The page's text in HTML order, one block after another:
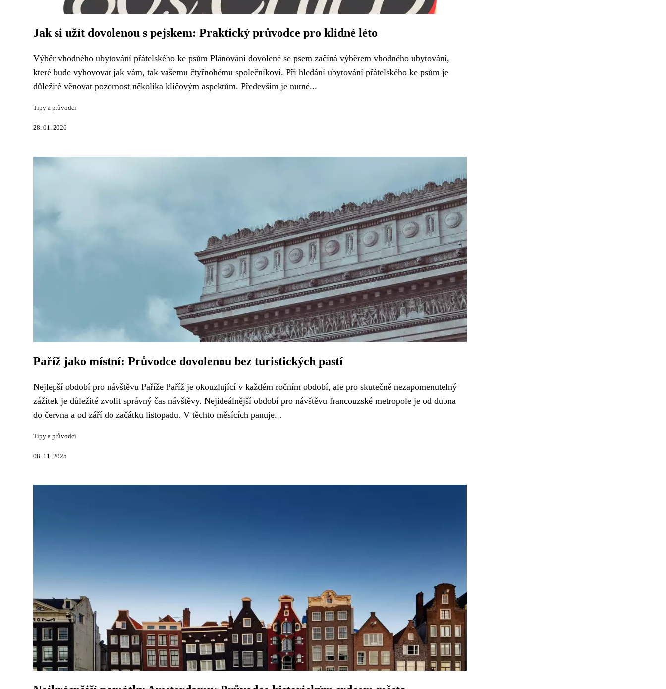
Jak si užít dovolenou s pejskem: Praktický průvodce pro klidné léto
Výběr vhodného ubytování přátelského ke psům Plánování dovolené se psem začíná výběrem vhodného ubytování,
které bude vyhovovat jak vám, tak vašemu čtyřnohému společníkovi. Při hledání ubytování přátelského ke psům je
důležité věnovat pozornost několika klíčovým aspektům. Především je nutné...
Tipy a průvodci
28. 01. 2026
Paříž jako místní: Průvodce dovolenou bez turistických pastí
Nejlepší období pro návštěvu Paříže Paříž je okouzlující v každém ročním období, ale pro skutečně nezapomenutelný
zážitek je důležité zvolit správný čas návštěvy. Nejideálnější období pro návštěvu francouzské metropole je od dubna
do června a od září do začátku listopadu. V těchto měsících panuje...
Tipy a průvodci
08. 11. 2025